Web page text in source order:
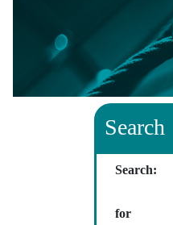
Search
Search:
for